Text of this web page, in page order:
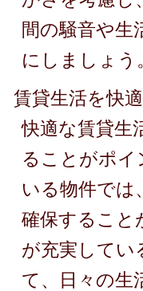
間の騒音や生
にしましょう
賃貸生活を快
快適な賃貸生
ることがポイ
いる物件では
確保すること
が充実してい
て、日々の生